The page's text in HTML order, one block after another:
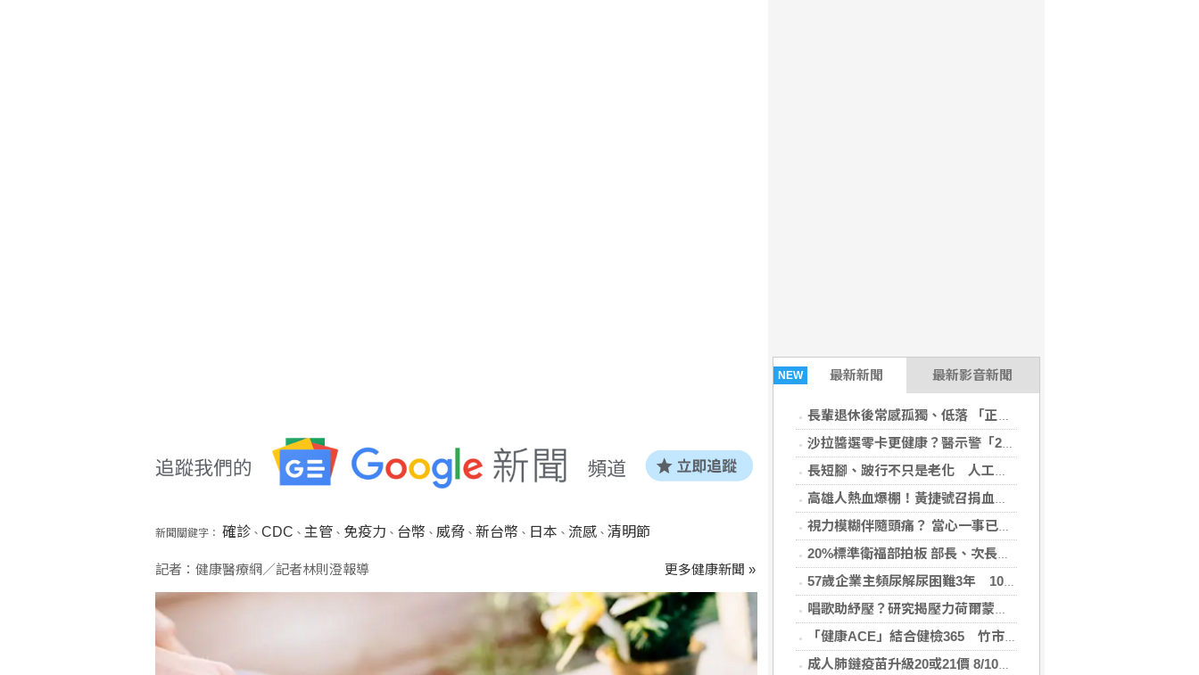
NEW 最新新聞 最新影音新聞
長輩退休後常感孤獨、低落 「正念社會處方箋」找回生活樂趣
沙拉醬選零卡更健康？醫示警「2成分」恐傷腸道菌相 小心糖尿病
長短腳、跛行不只是老化 人工髖關節手術評估助降臥床風險
高雄人熱血爆棚！黃捷號召捐血救血荒 賴瑞隆：不用披風也能當英雄
視力模糊伴隨頭痛？ 當心一事已引爆「青光眼」
20%標準衛福部拍板 部長、次長都說會負責
57歲企業主頻尿解尿困難3年 10分鐘攝護腺拉提手術改善
唱歌助紓壓？研究揭壓力荷爾蒙降 推測對免疫功能、大腦健康有潛在益處
「健康ACE」結合健檢365 竹市響應89量腰日
成人肺鏈疫苗升級20或21價 8/10起公費1劑搞定
新聞關鍵字： 確診、 CDC 、 主管 、 免疫力 、 台幣 、 威脅、 新台幣 、 日本 、 流感、 清明節
記者：健康醫療網／記者林則澄報導 更多健康新聞 »